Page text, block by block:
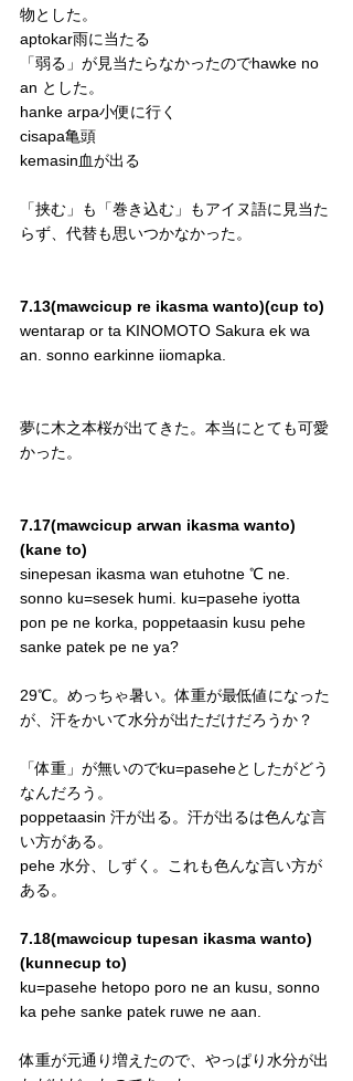
物とした。
aptokar雨に当たる
「弱る」が見当たらなかったのでhawke no
an とした。
hanke arpa小便に行く
cisapa亀頭
kemasin血が出る
「挟む」も「巻き込む」もアイヌ語に見当た
らず、代替も思いつかなかった。
7.13(mawcicup re ikasma wanto)(cup to)
wentarap or ta KINOMOTO Sakura ek wa
an. sonno earkinne iiomapka.
夢に木之本桜が出てきた。本当にとても可愛
かった。
7.17(mawcicup arwan ikasma wanto)
(kane to)
sinepesan ikasma wan etuhotne ℃ ne.
sonno ku=sesek humi. ku=pasehe iyotta
pon pe ne korka, poppetaasin kusu pehe
sanke patek pe ne ya?
29℃。めっちゃ暑い。体重が最低値になった
が、汗をかいて水分が出ただけだろうか？
「体重」が無いのでku=paseheとしたがどう
なんだろう。
poppetaasin 汗が出る。汗が出るは色んな言
い方がある。
pehe 水分、しずく。これも色んな言い方が
ある。
7.18(mawcicup tupesan ikasma wanto)
(kunnecup to)
ku=pasehe hetopo poro ne an kusu, sonno
ka pehe sanke patek ruwe ne aan.
体重が元通り増えたので、やっぱり水分が出